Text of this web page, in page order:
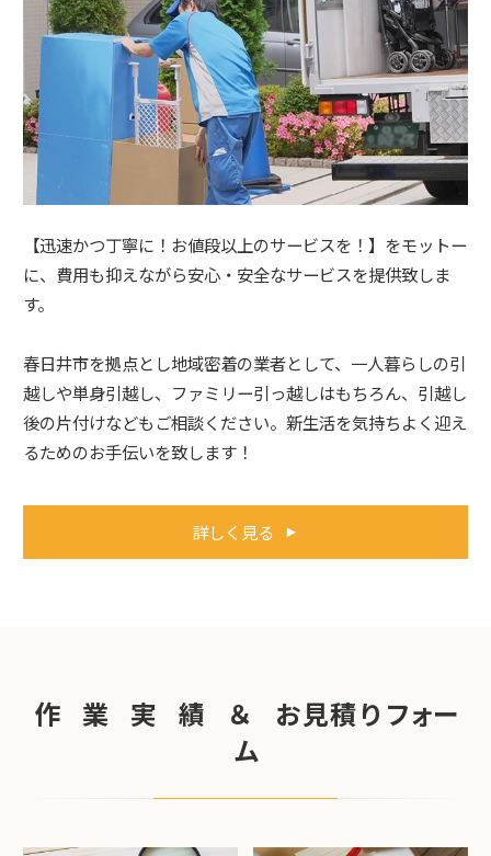
【迅速かつ丁寧に！お値段以上のサービスを！】をモットー
に、費用も抑えながら安心・安全なサービスを提供致しま
す。
春日井市を拠点とし地域密着の業者として、一人暮らしの引
越しや単身引越し、ファミリー引っ越しはもちろん、引越し
後の片付けなどもご相談ください。新生活を気持ちよく迎え
るためのお手伝いを致します！
詳しく見る
作 業 実 績 ＆ お 見 積 り フォー
ム